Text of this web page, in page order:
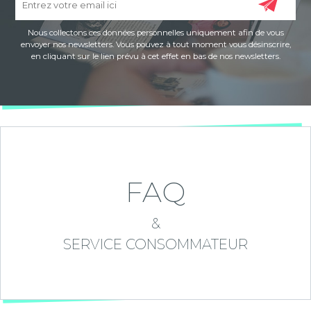
Nous collectons ces données personnelles uniquement afin de vous
envoyer nos newsletters. Vous pouvez à tout moment vous désinscrire,
en cliquant sur le lien prévu à cet effet en bas de nos newsletters.
FAQ
&
SERVICE CONSOMMATEUR